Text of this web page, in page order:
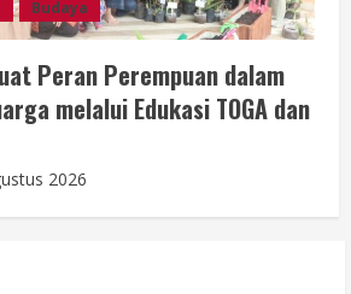
Budaya
Peran Perempuan dalam
melalui Edukasi TOGA dan
2026